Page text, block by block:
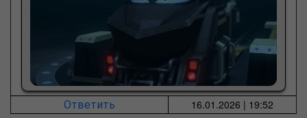
Ответить
16.01.2026 | 19:52